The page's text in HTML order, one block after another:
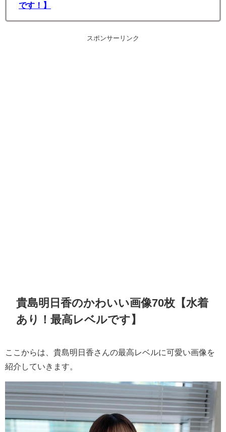
です！】
スポンサーリンク
貴島明日香のかわいい画像70枚【水着
あり！最高レベルです】
ここからは、貴島明日香さんの最高レベルに可愛い画像を
紹介していきます。